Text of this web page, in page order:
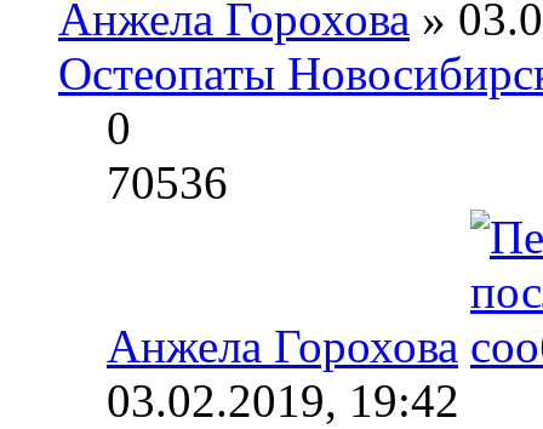
Анжела Горохова »
Остеопаты
0
70536
Анжела Горохова
03.02.2019, 19:42